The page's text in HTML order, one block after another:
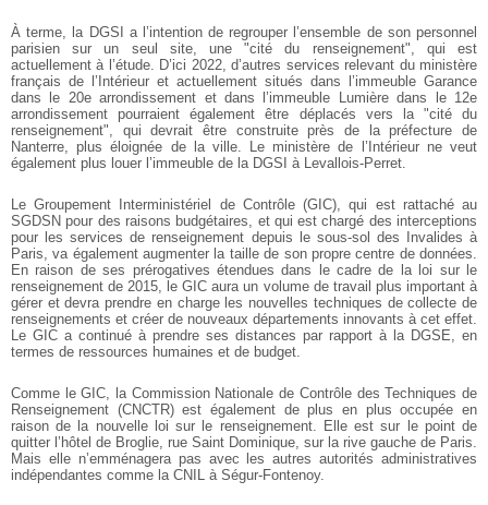
À terme, la DGSI a l’intention de regrouper l’ensemble de son personnel
parisien sur un seul site, une "cité du renseignement", qui est
actuellement à l’étude. D’ici 2022, d’autres services relevant du ministère
français de l’Intérieur et actuellement situés dans l’immeuble Garance
dans le 20e arrondissement et dans l’immeuble Lumière dans le 12e
arrondissement pourraient également être déplacés vers la "cité du
renseignement", qui devrait être construite près de la préfecture de
Nanterre, plus éloignée de la ville. Le ministère de l’Intérieur ne veut
également plus louer l’immeuble de la DGSI à Levallois-Perret.
Le Groupement Interministériel de Contrôle (GIC), qui est rattaché au
SGDSN pour des raisons budgétaires, et qui est chargé des interceptions
pour les services de renseignement depuis le sous-sol des Invalides à
Paris, va également augmenter la taille de son propre centre de données.
En raison de ses prérogatives étendues dans le cadre de la loi sur le
renseignement de 2015, le GIC aura un volume de travail plus important à
gérer et devra prendre en charge les nouvelles techniques de collecte de
renseignements et créer de nouveaux départements innovants à cet effet.
Le GIC a continué à prendre ses distances par rapport à la DGSE, en
termes de ressources humaines et de budget.
Comme le GIC, la Commission Nationale de Contrôle des Techniques de
Renseignement (CNCTR) est également de plus en plus occupée en
raison de la nouvelle loi sur le renseignement. Elle est sur le point de
quitter l’hôtel de Broglie, rue Saint Dominique, sur la rive gauche de Paris.
Mais elle n’emménagera pas avec les autres autorités administratives
indépendantes comme la CNIL à Ségur-Fontenoy.